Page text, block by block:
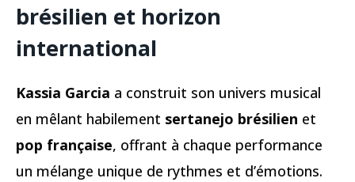
brésilien et horizon
international
Kassia Garcia a construit son univers musical
en mêlant habilement sertanejo brésilien et
pop française, offrant à chaque performance
un mélange unique de rythmes et d’émotions.